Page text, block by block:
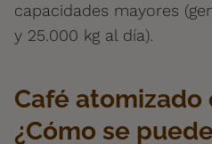
capacidades mayores
y 25.000 kg al día).
Café atomizado
¿Cómo se